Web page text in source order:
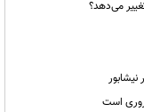
می‌دهد؟
است